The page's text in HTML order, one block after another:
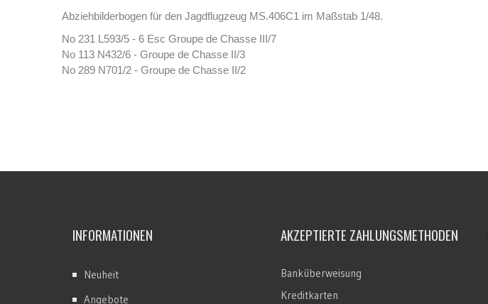
Abziehbilderbogen für den Jagdflugzeug MS.406C1 im Maßstab 1/48.
No 231 L593/5 - 6 Esc Groupe de Chasse III/7
No 113 N432/6 - Groupe de Chasse II/3
No 289 N701/2 - Groupe de Chasse II/2
INFORMATIONEN
Neuheit
Angebote
AKZEPTIERTE ZAHLUNGSMETHODEN
Banküberweisung
Kreditkarten